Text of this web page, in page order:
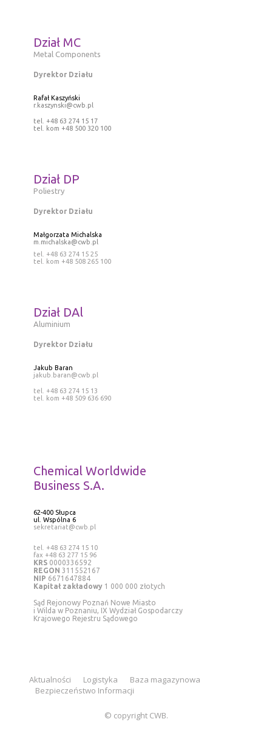
Dział MC
Metal Components
Dyrektor Działu
Rafał Kaszyński
r.kaszynski@cwb.pl
tel. +48 63 274 15 17
tel. kom +48 500 320 100
Dział DP
Poliestry
Dyrektor Działu
Małgorzata Michalska
m.michalska@cwb.pl
tel. +48 63 274 15 25
tel. kom +48 508 265 100
Dział DAl
Aluminium
Dyrektor Działu
Jakub Baran
jakub.baran@cwb.pl
tel. +48 63 274 15 13
tel. kom +48 509 636 690
Chemical Worldwide
Business S.A.
62-400 Słupca
ul. Wspólna 6
sekretariat@cwb.pl
tel. +48 63 274 15 10
fax +48 63 277 15 96
KRS0000336592
REGON 311552167
NIP 6671647884
Kapitał zakładowy1 000 000 złotych
Sąd Rejonowy Poznań Nowe Miasto
i Wilda w Poznaniu, IX Wydział Gospodarczy
Krajowego Rejestru Sądowego
Aktualności Logistyka
Baza magazynowa
Bezpieczeństwo Informacji
© copyright CWB.